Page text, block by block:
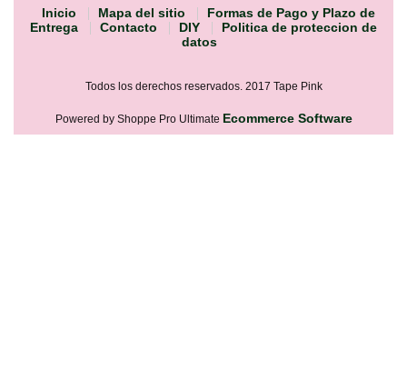
Inicio Mapa del sitio
Formas de Pago y Plazo de
Entrega
Contacto DIY
Politica de proteccion de
datos
Todos los derechos reservados. 2017 Tape Pink
Powered by Shoppe Pro Ultimate Ecommerce Software